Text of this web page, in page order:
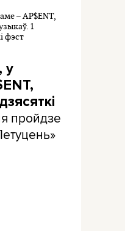
у
пройдзе